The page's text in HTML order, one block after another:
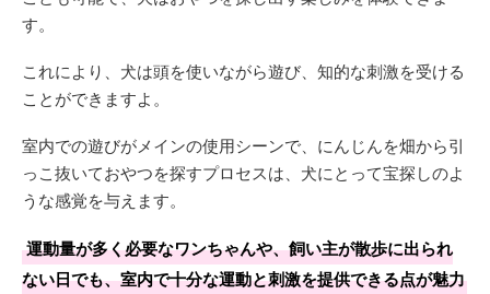
す。
これにより、犬は頭を使いながら遊び、知的な刺激を受ける
ことができますよ。
室内での遊びがメインの使用シーンで、にんじんを畑から引
っこ抜いておやつを探すプロセスは、犬にとって宝探しのよ
うな感覚を与えます。
運動量が多く必要なワンちゃんや、飼い主が散歩に出られ
ない日でも、室内で十分な運動と刺激を提供できる点が魅力